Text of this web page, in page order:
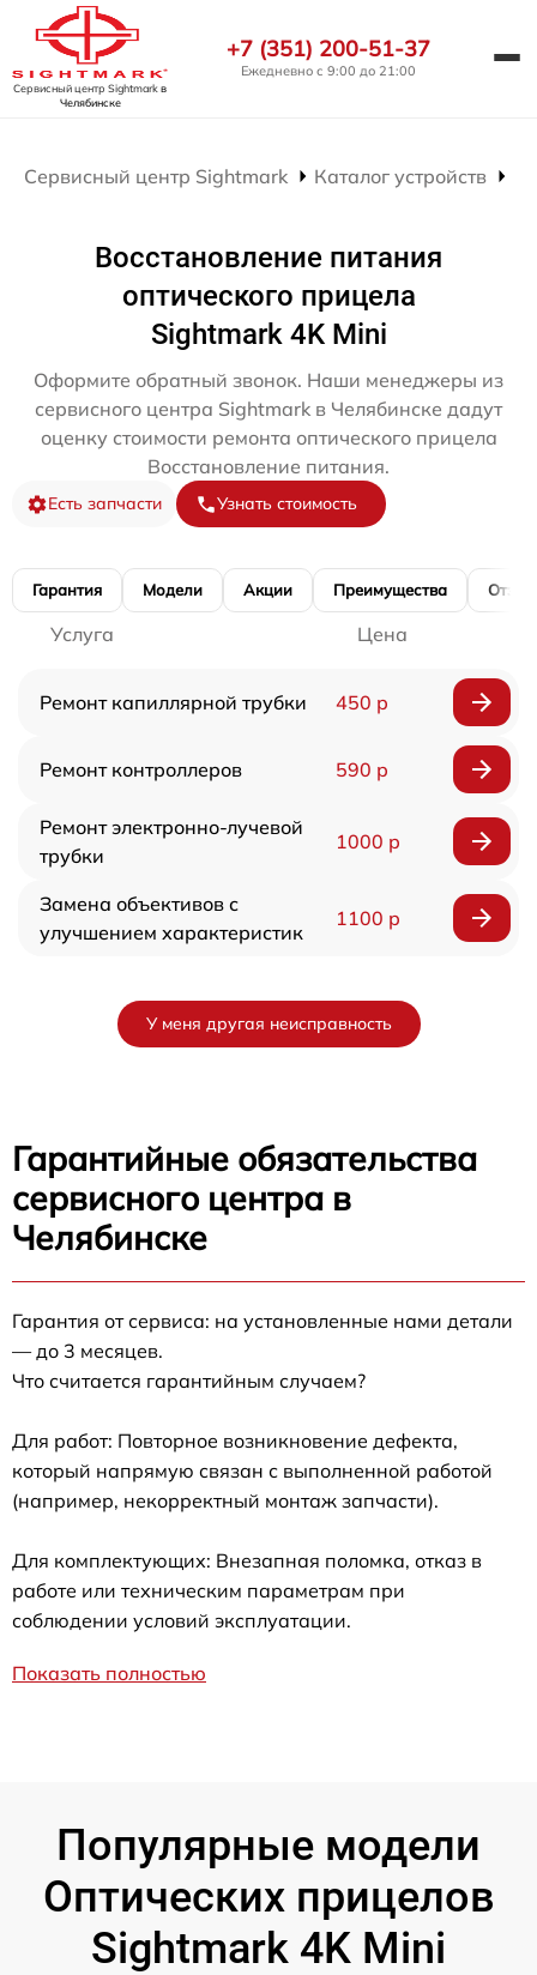
Сервисный центр Sightmarkв
Челябинске
+7 (351) 200-51-37
Ежедневно с 9:00 до 21:00
Сервисный центр Sightmark Каталог устройств
Восстановление питания
оптического прицела
Sightmark 4K Mini
Оформите обратный звонок. Наши менеджеры из
сервисного центра Sightmark в Челябинске дадут
оценку стоимости ремонта оптического прицела
Восстановление питания.
Есть запчасти Узнать стоимость
Гарантия Модели Акции Преимущества
Услуга Цена
Ремонт капиллярной трубки 450 р
Ремонт контроллеров 590 р
Ремонт электронно-лучевой
трубки
1000 р
Замена объективов с
улучшением характеристик
1100 р
У меня другая неисправность
Гарантийные обязательства
сервисного центра в
Челябинске
Гарантия от сервиса: на установленные нами детали
— до 3 месяцев.
Что считается гарантийным случаем?
Для работ: Повторное возникновение дефекта,
который напрямую связан с выполненной работой
(например, некорректный монтаж запчасти).
Для комплектующих: Внезапная поломка, отказ в
работе или техническим параметрам при
соблюдении условий эксплуатации.
Показать полностью
Популярные модели
Оптических прицелов
Sightmark 4K Mini